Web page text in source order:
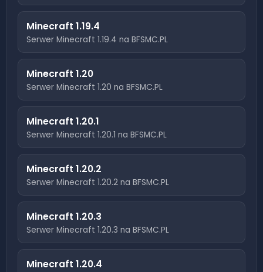
Minecraft1.19.4
Serwer Minecraft1.19.4 na BFSMC.PL
Minecraft1.20
Serwer Minecraft1.20 na BFSMC.PL
Minecraft1.20.1
Serwer Minecraft1.20.1 na BFSMC.PL
Minecraft1.20.2
Serwer Minecraft1.20.2 na BFSMC.PL
Minecraft1.20.3
Serwer Minecraft1.20.3 na BFSMC.PL
Minecraft1.20.4